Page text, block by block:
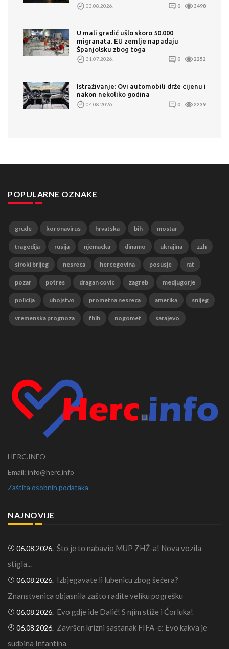
03.08.2026. 0 3498
U mali gradić ušlo skoro 50.000
migranata. EU zemlje napadaju
Španjolsku zbog toga
31.07.2026. 0 2252
Istraživanje: Ovi automobili drže cijenu i
nakon nekoliko godina
04.08.2026. 0 2239
POPULARNE OZNAKE
grude koronavirus hrvatska bih mostar
tragedija rusija njemacka dinamo ukrajina zzh
siroki brijeg nesreca hercegovina posusje rat
pozar potres dragan covic zagreb medjugorje
policija ubojstvo prometna nesreca amerika snijeg
vremenska prognoza fbih nogomet sarajevo
HERC.INFO
Email: info@herc.info
Zaštita osobnih podataka
NAJNOVIJE
06.08.2026. Što je to nabavio MUP ZHŽ-a! Nova vozila
stigla...
06.08.2026. Izbjegavate li lubenicu zbog šećera?
Znanstvenica objasnila zašto radite veliku pogrešku
06.08.2026. Evo gdje ide Dalić! S njim stiže i Ćorluka!
06.08.2026. Završen krizni sastanak FIFA-e: Evo kakva je
sudbina Infantina